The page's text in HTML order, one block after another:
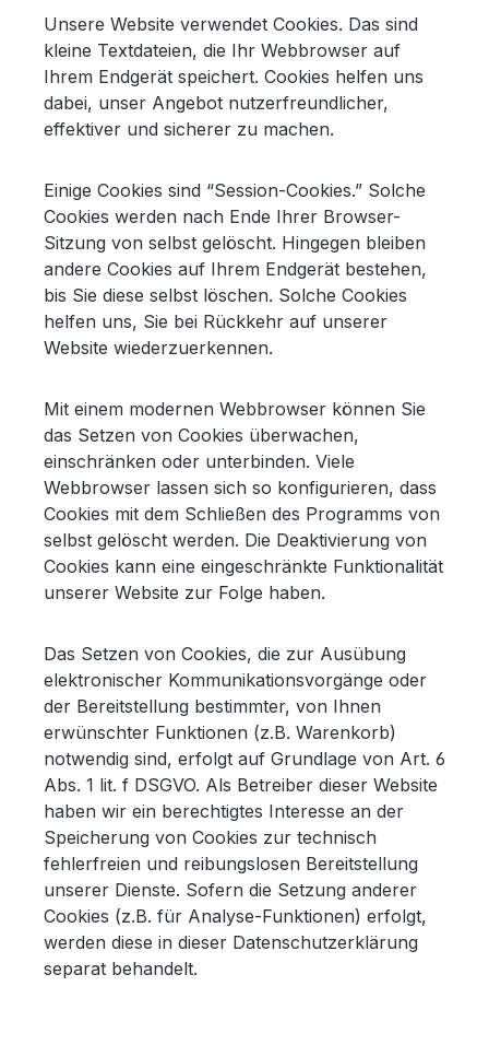
Unsere Website verwendet Cookies. Das sind
kleine Textdateien, die Ihr Webbrowser auf
Ihrem Endgerät speichert. Cookies helfen uns
dabei, unser Angebot nutzerfreundlicher,
effektiver und sicherer zu machen.
Einige Cookies sind “Session-Cookies.” Solche
Cookies werden nach Ende Ihrer Browser-
Sitzung von selbst gelöscht. Hingegen bleiben
andere Cookies auf Ihrem Endgerät bestehen,
bis Sie diese selbst löschen. Solche Cookies
helfen uns, Sie bei Rückkehr auf unserer
Website wiederzuerkennen.
Mit einem modernen Webbrowser können Sie
das Setzen von Cookies überwachen,
einschränken oder unterbinden. Viele
Webbrowser lassen sich so konfigurieren, dass
Cookies mit dem Schließen des Programms von
selbst gelöscht werden. Die Deaktivierung von
Cookies kann eine eingeschränkte Funktionalität
unserer Website zur Folge haben.
Das Setzen von Cookies, die zur Ausübung
elektronischer Kommunikationsvorgänge oder
der Bereitstellung bestimmter, von Ihnen
erwünschter Funktionen (z.B. Warenkorb)
notwendig sind, erfolgt auf Grundlage von Art. 6
Abs. 1 lit. f DSGVO. Als Betreiber dieser Website
haben wir ein berechtigtes Interesse an der
Speicherung von Cookies zur technisch
fehlerfreien und reibungslosen Bereitstellung
unserer Dienste. Sofern die Setzung anderer
Cookies (z.B. für Analyse-Funktionen) erfolgt,
werden diese in dieser Datenschutzerklärung
separat behandelt.